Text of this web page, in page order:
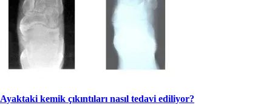
Ayaktaki kemik çıkıntıları nasıl tedavi ediliyor?